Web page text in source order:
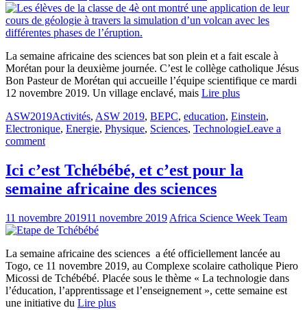
La semaine africaine des sciences bat son plein et a fait escale à
Morétan pour la deuxième journée. C’est le collège catholique Jésus
Bon Pasteur de Morétan qui accueille l’équipe scientifique ce mardi
12 novembre 2019. Un village enclavé, mais Lire plus
ASW2019Activités, ASW 2019, BEPC, education, Einstein,
Electronique, Energie, Physique, Sciences, TechnologieLeave a
comment
Ici c’est Tchébébé, et c’est pour la
semaine africaine des sciences
11 novembre 201911 novembre 2019 Africa Science Week Team
La semaine africaine des sciences a été officiellement lancée au
Togo, ce 11 novembre 2019, au Complexe scolaire catholique Piero
Micossi de Tchébébé. Placée sous le thème « La technologie dans
l’éducation, l’apprentissage et l’enseignement », cette semaine est
une initiative du Lire plus